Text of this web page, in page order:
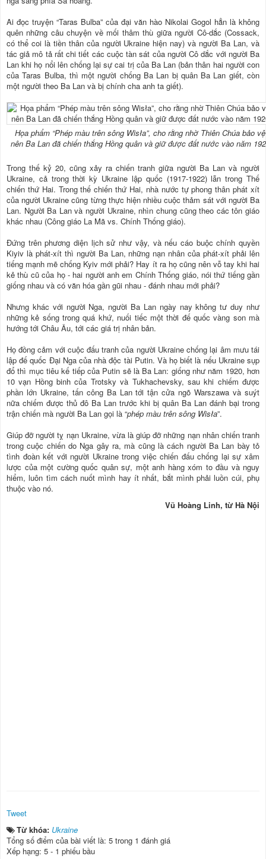
Ai đọc truyện “Taras Bulba” của đại văn hào Nikolai Gogol hẳn là không
quên những câu chuyện về mối thâm thù giữa người Cô-dắc (Cossack,
có thể coi là tiền thân của người Ukraine hiện nay) và người Ba Lan, và
tác giả mô tả rất chi tiết các cuộc tàn sát của người Cô dắc với người Ba
Lan khi họ nổi lên chống lại sự cai trị của Ba Lan (bản thân hai người con
của Taras Bulba, thì một người chống Ba Lan bị quân Ba Lan giết, còn
một người theo Ba Lan và bị chính cha anh ta giết).
Họa phẩm “Phép màu trên sông Wisła”, cho rằng nhờ Thiên Chúa bảo vệ
nên Ba Lan đã chiến thắng Hồng quân và giữ được đất nước vào năm
Trong thế kỷ 20, cũng xảy ra chiến tranh giữa người Ba Lan và người
Ukraine, cả trong thời kỳ Ukraine lập quốc (1917-1922) lẫn trong Thế
chiến thứ Hai. Trong thế chiến thứ Hai, nhà nước tự phong thân phát xít
của người Ukraine cũng từng thực hiện nhiều cuộc thảm sát với người Ba
Lan. Người Ba Lan và người Ukraine, nhìn chung cũng theo các tôn giáo
khác nhau (Công giáo La Mã vs. Chính Thống giáo).
Đứng trên phương diện lịch sử như vậy, và nếu cáo buộc chính quyền
Kiyiv là phát-xít thì người Ba Lan, những nạn nhân của phát-xít phải lên
tiếng mạnh mẽ chống Kyiv mới phải? Hay ít ra họ cũng nên vỗ tay khi hai
kẻ thù cũ của họ - hai người anh em Chính Thống giáo, nói thứ tiếng gần
giống nhau và có văn hóa gần gũi nhau - đánh nhau mới phải?
Nhưng khác với người Nga, người Ba Lan ngày nay không tư duy như
những kẻ sống trong quá khứ, nuối tiếc một thời đế quốc vàng son mà
hướng tới Châu Âu, tới các giá trị nhân bản.
Họ đồng cảm với cuộc đấu tranh của người Ukraine chống lại âm mưu tái
lập đế quốc Đại Nga của nhà độc tài Putin. Và họ biết là nếu Ukraine sụp
đổ thì mục tiêu kế tiếp của Putin sẽ là Ba Lan: giống như năm 1920, hơn
10 vạn Hồng binh của Trotsky và Tukhachevsky, sau khi chiếm được
phần lớn Ukraine, tấn công Ba Lan tới tận cửa ngõ Warszawa và suýt
nữa chiếm được thủ đô Ba Lan trước khi bị quân Ba Lan đánh bại trong
trận chiến mà người Ba Lan gọi là “phép màu trên sông Wisła”.
Giúp đỡ người tỵ nạn Ukraine, vừa là giúp đỡ những nạn nhân chiến tranh
trong cuộc chiến do Nga gây ra, mà cũng là cách người Ba Lan bày tỏ
tình đoàn kết với người Ukraine trong việc chiến đấu chống lại sự xâm
lược của một cường quốc quân sự, một anh hàng xóm to đầu và nguy
hiểm, luôn tìm cách nuốt mình hay ít nhất, bắt mình phải luồn cúi, phụ
thuộc vào nó.
Vũ Hoàng Linh, từ Hà Nội
Tweet
Từ khóa: Ukraine
Tổng số điểm của bài viết là: 5 trong 1 đánh giá
Xếp hạng: 5 - 1 phiếu bầu